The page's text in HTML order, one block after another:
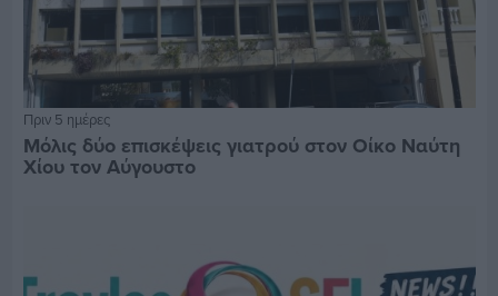
Πριν 5 ημέρες
Μόλις δύο επισκέψεις γιατρού στον Οίκο Ναύτη
Χίου τον Αύγουστο